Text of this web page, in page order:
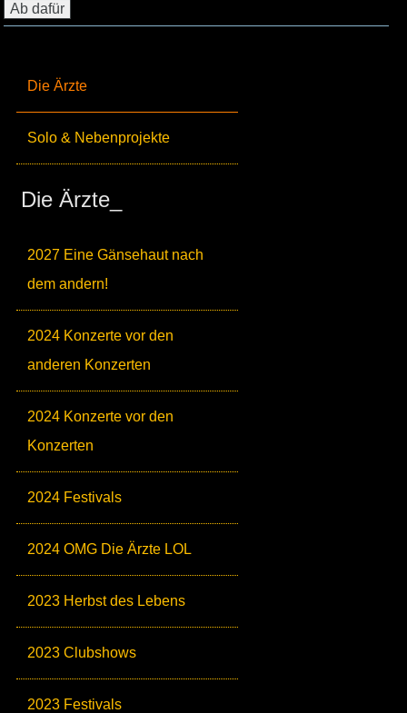
Die Ärzte
Solo & Nebenprojekte
Die Ärzte_
2027 Eine Gänsehaut nach
dem andern!
2024 Konzerte vor den
anderen Konzerten
2024 Konzerte vor den
Konzerten
2024 Festivals
2024 OMG Die Ärzte LOL
2023 Herbst des Lebens
2023 Clubshows
2023 Festivals